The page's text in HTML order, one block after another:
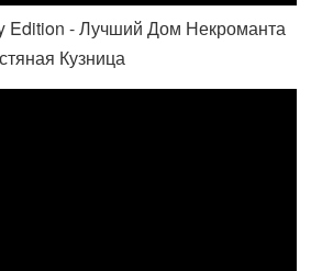
Edition - Лучший Дом Некроманта
Кузница